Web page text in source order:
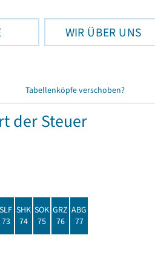
WIR ÜBER UNS
Tabellenköpfe verschoben?
der Steuer
SLF
73
SHK
74
SOK
75
GRZ
76
ABG
77